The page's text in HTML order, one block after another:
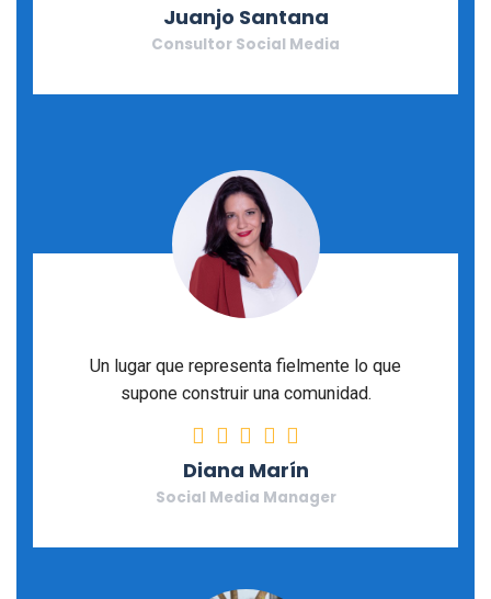
Juanjo Santana
Consultor Social Media
Un lugar que representa fielmente lo que
supone construir una comunidad.
Rating: 5 stars
Diana Marín
Social Media Manager